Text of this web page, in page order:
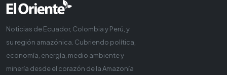
Noticias de Ecuador, Colombia y Perú, y
su región amazónica. Cubriendo política,
economía, energía, medio ambiente y
minería desde el corazón de la Amazonía